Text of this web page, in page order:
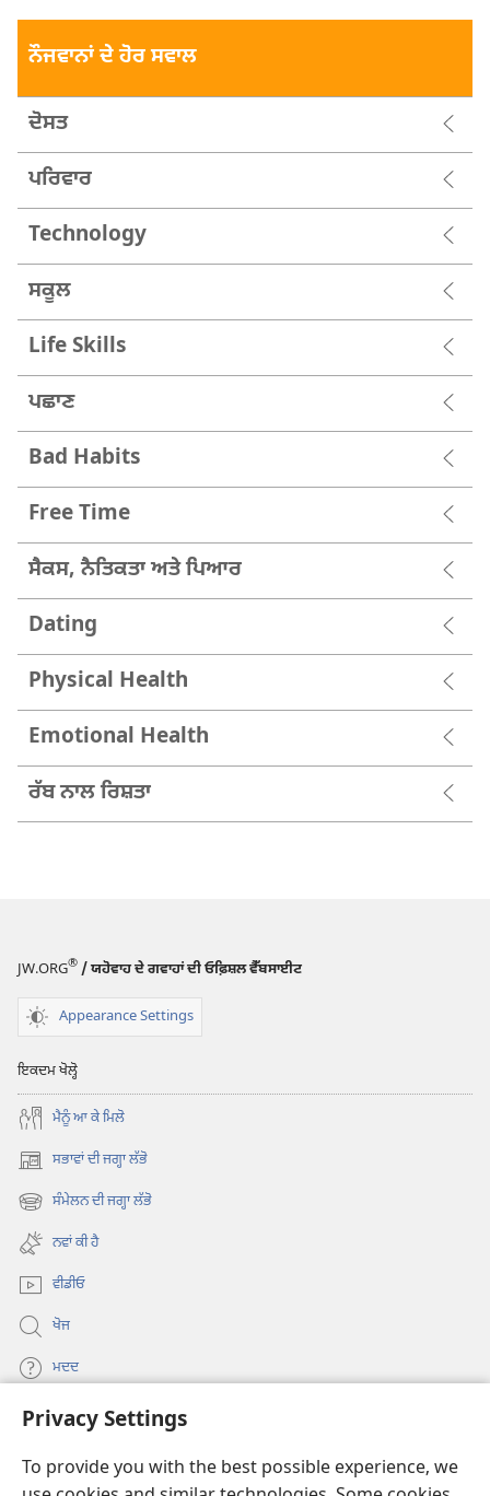
Privacy Settings
To provide you with the best possible experience, we
ਨੌਜਵਾਨਾਂ ਦੇ ਹੋਰ ਸਵਾਲ
ਦੋਸਤ
ਪਰਿਵਾਰ
Technology
ਸਕੂਲ
Life Skills
ਪਛਾਣ
Bad Habits
Free Time
ਸੈਕਸ, ਨੈਤਿਕਤਾ ਅਤੇ ਪਿਆਰ
Dating
Physical Health
Emotional Health
ਰੱਬ ਨਾਲ ਰਿਸ਼ਤਾ
JW.ORG® / ਯਹੋਵਾਹ ਦੇ ਗਵਾਹਾਂ ਦੀ ਓਫ਼ਿਸ਼ਲ ਵੈੱਬਸਾਈਟ
Appearance Settings
ਇਕਦਮ ਖੋਲ੍ਹੋ
ਮੈਨੂੰ ਆ ਕੇ ਮਿਲੋ
ਸਭਾਵਾਂ ਦੀ ਜਗ੍ਹਾ ਲੱਭੋ
(opens
new
window)
ਸੰਮੇਲਨ ਦੀ ਜਗ੍ਹਾ ਲੱਭੋ
(opens
new
window)
ਨਵਾਂ ਕੀ ਹੈ
ਵੀਡੀਓ
ਖੋਜ
ਮਦਦ
ਦਾਨ
new
window)Watchtower ONLINE LIBRARY™